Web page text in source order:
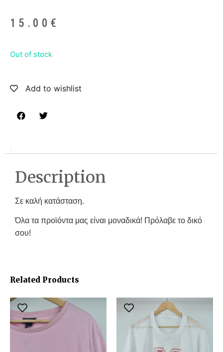
15.00 €
Out of stock
Add to wishlist
Description
Σε καλή κατάσταση.
Όλα τα προϊόντα μας είναι μοναδικά! Πρόλαβε το δικό
σου!
Related Products